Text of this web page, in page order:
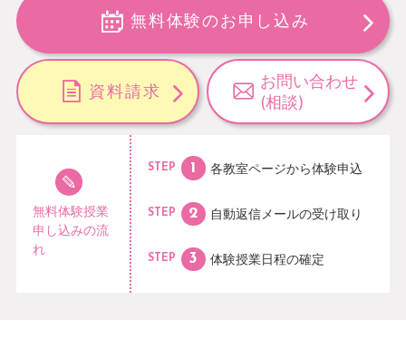
無料体験のお申し込み
資料請求
お問い合わせ
(相談)
無料体験授業
申し込みの流
れ
STEP 各教室ページから体験申込
STEP 自動返信メールの受け取り
STEP 体験授業日程の確定